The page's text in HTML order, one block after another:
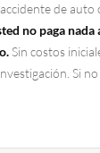
de
no paga nada
Sin costos
Si